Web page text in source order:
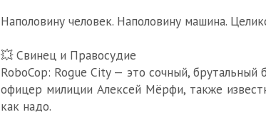
Наполовину человек. Наполовину машина.
💥 Свинец и Правосудие
RoboCop: Rogue City — это сочный,
офицер милиции Алексей Мёрфи, также
как надо.